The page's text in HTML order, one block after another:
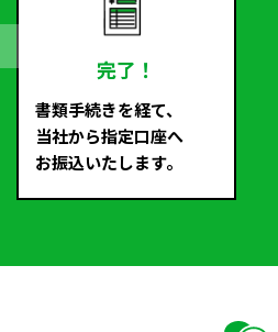
完了！
書類手続きを経て、
当社から指定口座へ
お振込いたします。